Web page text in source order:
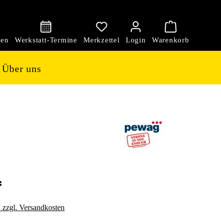
Über uns
Versandkosten